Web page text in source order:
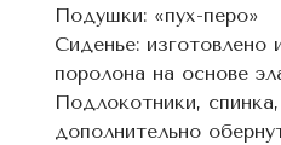
Подушки: «пух-перо»
Сиденье: изготовлено
поролона на основе
Подлокотники,
дополнительно